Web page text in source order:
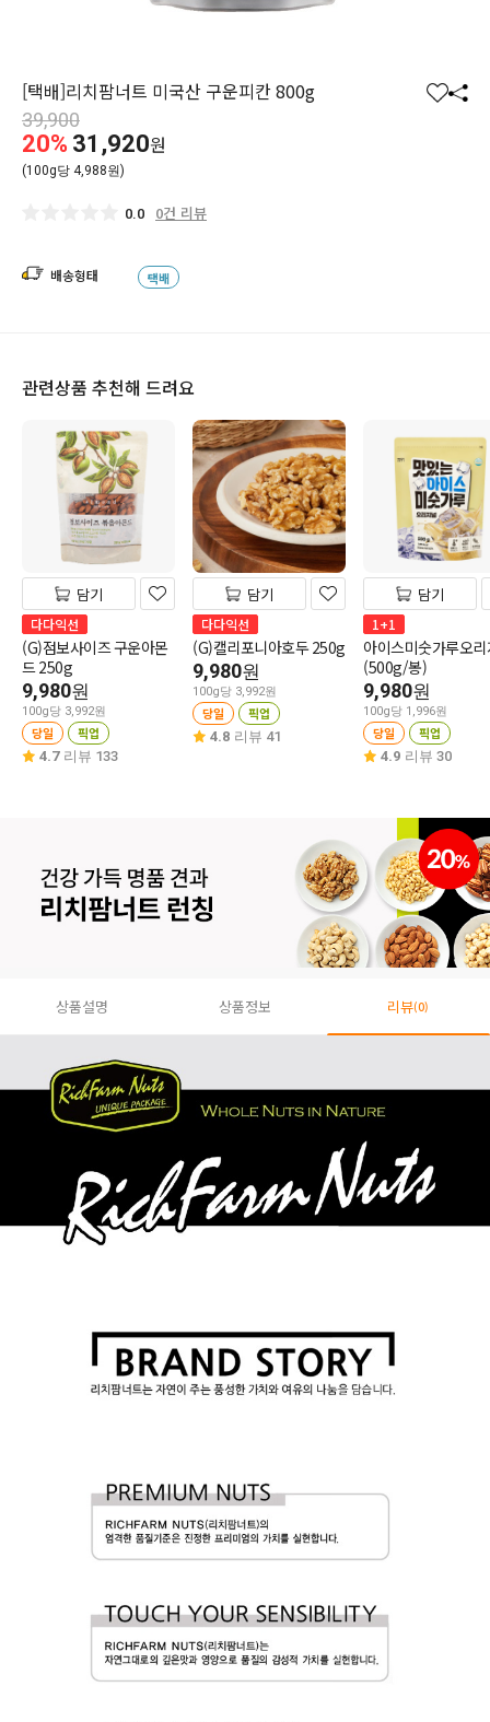
[택배]리치팜너트 미국산 구운피칸 800g
찜 공
39,900
20% 31,920원
(100g당 4,988원)
0.0 0건 리뷰
배송형태 택배
관련상품 추천해 드려요
담기
다다익선
(G)점보사이즈 구운아몬
드 250g
9,980원
100g당 3,992원
당일 픽업
4.7 리뷰 133
담기
다다익선
(G)캘리포니아호두 250g
9,980원
100g당 3,992원
당일 픽업
4.8 리뷰 41
담기
1+1
아이스미숫가루오
(500g/봉)
9,980원
100g당 1,996원
당일 픽업
4.9 리뷰 30
상품설명 상품정보 리뷰(0)